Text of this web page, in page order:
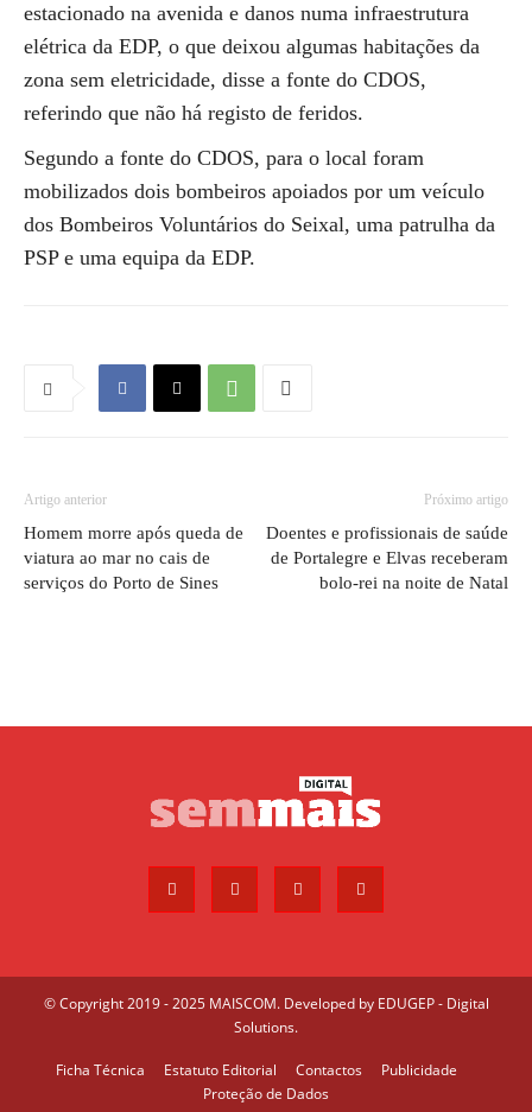
estacionado na avenida e danos numa infraestrutura
elétrica da EDP, o que deixou algumas habitações da
zona sem eletricidade, disse a fonte do CDOS,
referindo que não há registo de feridos.
Segundo a fonte do CDOS, para o local foram
mobilizados dois bombeiros apoiados por um veículo
dos Bombeiros Voluntários do Seixal, uma patrulha da
PSP e uma equipa da EDP.
Artigo anterior
Homem morre após queda de
viatura ao mar no cais de
serviços do Porto de Sines
Próximo artigo
Doentes e profissionais de saúde
de Portalegre e Elvas receberam
bolo-rei na noite de Natal
© Copyright 2019 - 2025 MAISCOM. Developed by EDUGEP - Digital
Solutions.
Ficha Técnica Estatuto Editorial Contactos
Publicidade
Proteção de Dados